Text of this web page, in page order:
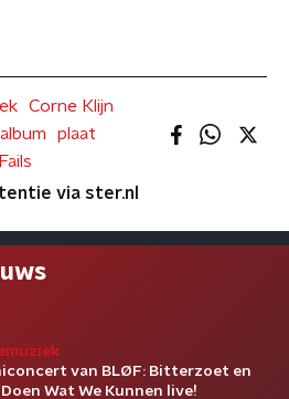
Corne Klijn
album
plaat
via ster.nl
van BLØF: Bitterzoet en
Doen Wat We Kunnen live!